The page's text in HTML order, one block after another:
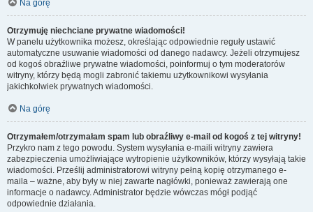
Na górę
Otrzymuję niechciane prywatne wiadomości!
W panelu użytkownika możesz, określając odpowiednie reguły ustawić
automatyczne usuwanie wiadomości od danego nadawcy. Jeżeli otrzymujesz
od kogoś obraźliwe prywatne wiadomości, poinformuj o tym moderatorów
witryny, którzy będą mogli zabronić takiemu użytkownikowi wysyłania
jakichkolwiek prywatnych wiadomości.
Na górę
Otrzymałem/otrzymałam spam lub obraźliwy e-mail od kogoś z tej witryny!
Przykro nam z tego powodu. System wysyłania e-maili witryny zawiera
zabezpieczenia umożliwiające wytropienie użytkowników, którzy wysyłają takie
wiadomości. Prześlij administratorowi witryny pełną kopię otrzymanego e-
maila – ważne, aby były w niej zawarte nagłówki, ponieważ zawierają one
informacje o nadawcy. Administrator będzie wówczas mógł podjąć
odpowiednie działania.